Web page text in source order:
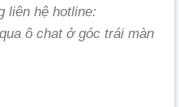
liên hệ hotline:
ô chat ở góc trái màn